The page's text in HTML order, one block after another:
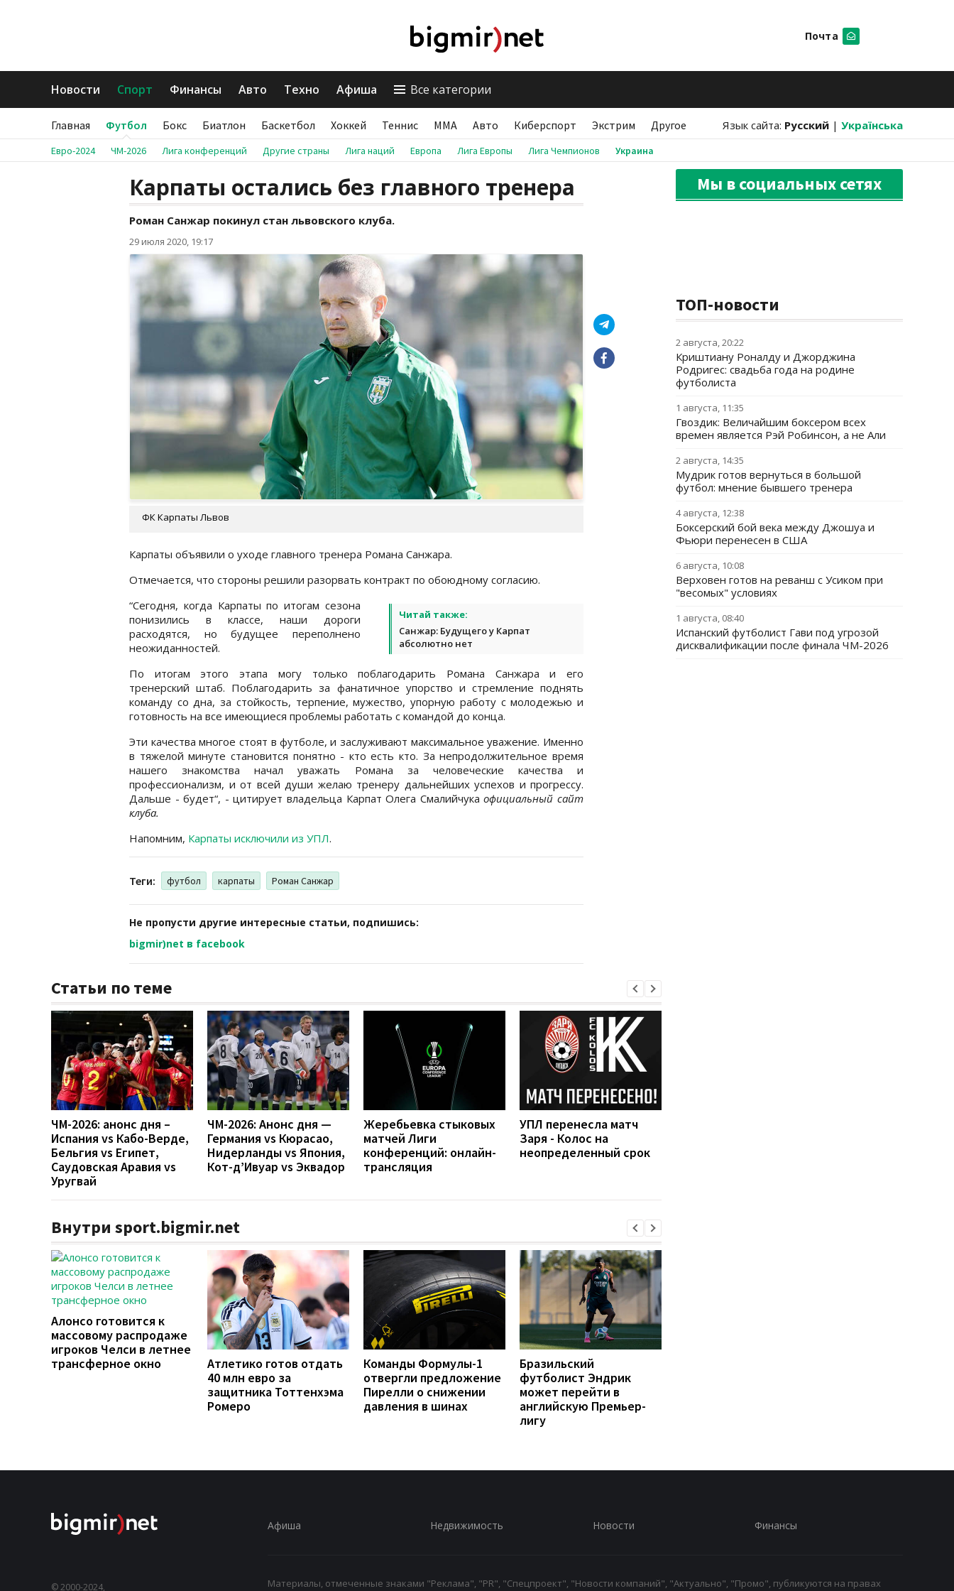
Почта
Новости Спорт Финансы Авто Техно Афиша Все категории
Главная Футбол Бокс Биатлон Баскетбол Хоккей Теннис ММА Авто Киберспорт Экстрим Другое Язык сайта: Русский | Українська
Евро-2024 ЧМ-2026 Лига конференций Другие страны Лига наций Европа Лига Европы Лига Чемпионов Украина
Карпаты остались без главного тренера
Роман Санжар покинул стан львовского клуба.
29 июля 2020, 19:17
ФК Карпаты Львов
Карпаты объявили о уходе главного тренера Романа Санжара.
Отмечается, что стороны решили разорвать контракт по обоюдному согласию.
Читай также:
Санжар: Будущего у Карпат
абсолютно нет
“Сегодня, когда Карпаты по итогам сезона
понизились в классе, наши дороги
расходятся, но будущее переполнено
неожиданностей.
По итогам этого этапа могу только поблагодарить Романа Санжара и его
тренерский штаб. Поблагодарить за фанатичное упорство и стремление поднять
команду со дна, за стойкость, терпение, мужество, упорную работу с молодежью и
готовность на все имеющиеся проблемы работать с командой до конца.
Эти качества многое стоят в футболе, и заслуживают максимальное уважение. Именно
в тяжелой минуте становится понятно - кто есть кто. За непродолжительное время
нашего знакомства начал уважать Романа за человеческие качества и
профессионализм, и от всей души желаю тренеру дальнейших успехов и прогрессу.
Дальше - будет“, - цитирует владельца Карпат Олега Смалийчукаофициальный сайт
клуба.
Напомним, Карпаты исключили из УПЛ.
Теги: футбол карпаты Роман Санжар
Не пропусти другие интересные статьи, подпишись:
bigmir)net в facebook
Статьи по теме
ЧМ-2026: анонс дня –
Испания vs Кабо-Верде,
Бельгия vs Египет,
Саудовская Аравия vs
Уругвай
ЧМ-2026: Анонс дня —
Германия vs Кюрасао,
Нидерланды vs Япония,
Кот-д’Ивуар vs Эквадор
Жеребьевка стыковых
матчей Лиги
конференций: онлайн-
трансляция
УПЛ перенесла матч
Заря - Колос на
неопределенный срок
Внутри sport.bigmir.net
Алонсо готовится к
массовому распродаже
игроков Челси в летнее
трансферное окно
Атлетико готов отдать
40 млн евро за
защитника Тоттенхэма
Ромеро
Команды Формулы-1
отвергли предложение
Пирелли о снижении
давления в шинах
Бразильский
футболист Эндрик
может перейти в
английскую Премьер-
лигу
Мы в социальных сетях
ТОП-новости
2 августа, 20:22
Криштиану Роналду и Джорджина
Родригес: свадьба года на родине
футболиста
1 августа, 11:35
Гвоздик: Величайшим боксером всех
времен является Рэй Робинсон, а не Али
2 августа, 14:35
Мудрик готов вернуться в большой
футбол: мнение бывшего тренера
4 августа, 12:38
Боксерский бой века между Джошуа и
Фьюри перенесен в США
6 августа, 10:08
Верховен готов на реванш с Усиком при
"весомых" условиях
1 августа, 08:40
Испанский футболист Гави под угрозой
дисквалификации после финала ЧМ-2026
© 2000-2024,
Афиша Недвижимость Новости Финансы
Материалы, отмеченные знаками "Реклама", "PR", "Спецпроект", "Новости компаний", "Актуально", "Промо", публикуются на правах